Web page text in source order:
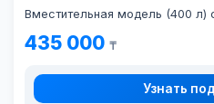
Вместительная модель (400 л)
435 000 ₸
Узнать